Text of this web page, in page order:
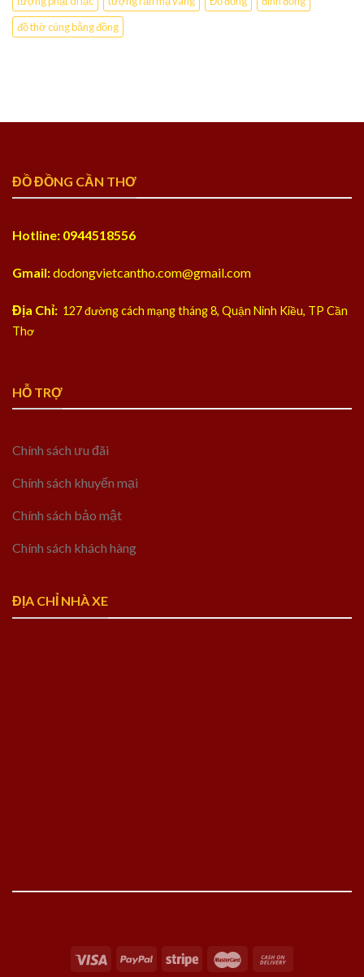
đồ thờ cúng bằng đồng
ĐỒ ĐỒNG CẦN THƠ
Hotline: 0944518556
Gmail:dodongvietcantho.com@gmail.com
Địa Chỉ: 127 đường cách mạng tháng 8, Quận Ninh Kiều, TP Cần
Thơ
HỖ TRỢ
Chính sách ưu đãi
Chính sách khuyến mại
Chính sách bảo mật
Chính sách khách hàng
ĐỊA CHỈ NHÀ XE